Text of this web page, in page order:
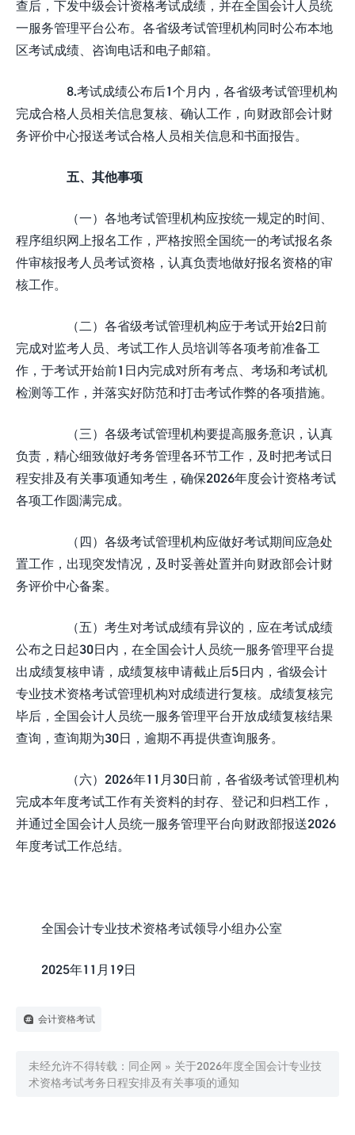
查后，下发中级会计资格考试成绩，并在全国会计人员统
一服务管理平台公布。各省级考试管理机构同时公布本地
区考试成绩、咨询电话和电子邮箱。
8.考试成绩公布后1个月内，各省级考试管理机构
完成合格人员相关信息复核、确认工作，向财政部会计财
务评价中心报送考试合格人员相关信息和书面报告。
五、其他事项
（一）各地考试管理机构应按统一规定的时间、
程序组织网上报名工作，严格按照全国统一的考试报名条
件审核报考人员考试资格，认真负责地做好报名资格的审
核工作。
（二）各省级考试管理机构应于考试开始2日前
完成对监考人员、考试工作人员培训等各项考前准备工
作，于考试开始前1日内完成对所有考点、考场和考试机
检测等工作，并落实好防范和打击考试作弊的各项措施。
（三）各级考试管理机构要提高服务意识，认真
负责，精心细致做好考务管理各环节工作，及时把考试日
程安排及有关事项通知考生，确保2026年度会计资格考试
各项工作圆满完成。
（四）各级考试管理机构应做好考试期间应急处
置工作，出现突发情况，及时妥善处置并向财政部会计财
务评价中心备案。
（五）考生对考试成绩有异议的，应在考试成绩
公布之日起30日内，在全国会计人员统一服务管理平台提
出成绩复核申请，成绩复核申请截止后5日内，省级会计
专业技术资格考试管理机构对成绩进行复核。成绩复核完
毕后，全国会计人员统一服务管理平台开放成绩复核结果
查询，查询期为30日，逾期不再提供查询服务。
（六）2026年11月30日前，各省级考试管理机构
完成本年度考试工作有关资料的封存、登记和归档工作，
并通过全国会计人员统一服务管理平台向财政部报送2026
年度考试工作总结。
全国会计专业技术资格考试领导小组办公室
2025年11月19日
会计资格考试
未经允许不得转载： 同企网 » 关于2026年度全国会计专业技
术资格考试考务日程安排及有关事项的通知